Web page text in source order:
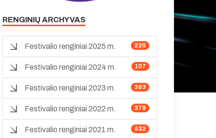
RENGINIŲ ARCHYVAS
220
Festivalio renginiai 2025 m.
107
Festivalio renginiai 2024 m.
363
Festivalio renginiai 2023 m.
379
Festivalio renginiai 2022 m.
432
Festivalio renginiai 2021 m.